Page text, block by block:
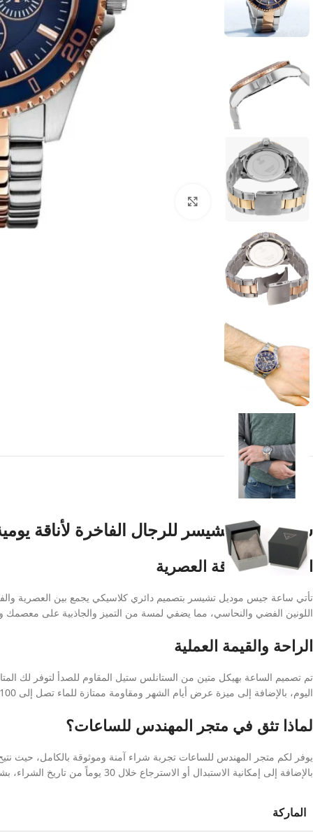
ساعة جيس تشيسر للرجال الفاخرة لأناقة
التصميم والأناقة العصرية
تأتي ساعة جيس موديل تشيسر بتصميم دائري كلاسيكي يجمع بين العصرية
اللونين الفضي والنحاسي، مما يضفي لمسة من التميز والجاذبية على
الراحة والقيمة العملية
اليوم، بالإضافة إلى ميزة عرض أيام الشهر ومقاومة ممتازة للماء تصل إلى 100 متر، مما يجعلها خياراً مثالياً وعملياً للاستخدام اليومي الموثوق.
لماذا تثق في متجر المهندس للساعات؟
يوفر لكم متجر المهندس للساعات تجربة شراء آمنة وموثوقة بالكامل، حيث
بالإضافة إلى إمكانية الاستبدال أو الاسترجاع خلال 30 يوماً من تاريخ الشراء، بشرط عدم إزالة الغلاف البلاستيكي الواقي التابع للمنتج.
الماركة